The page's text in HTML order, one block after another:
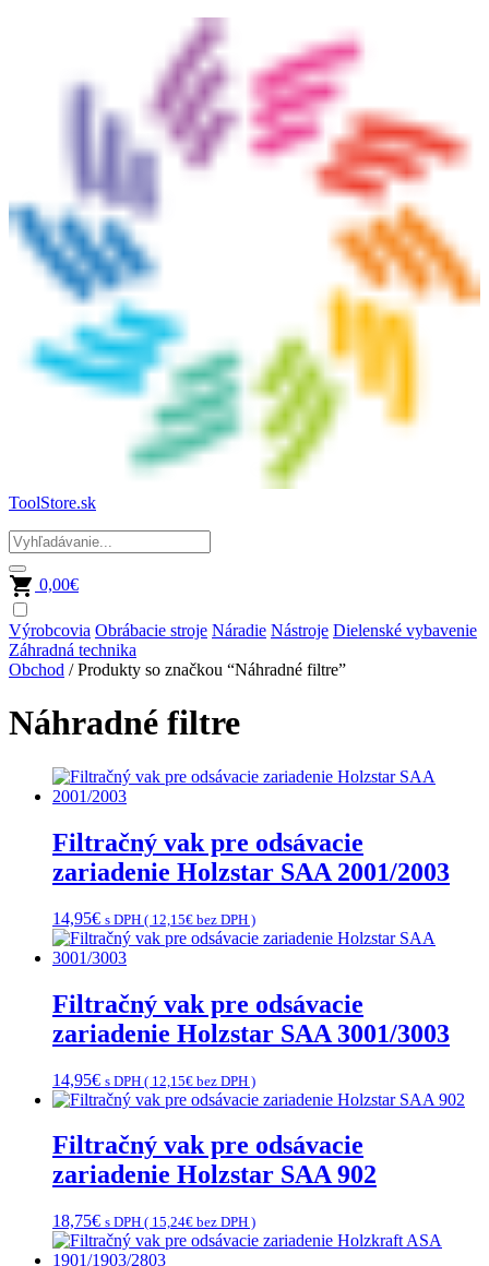
ToolStore.sk
0,00€
Výrobcovia Obrábacie stroje Náradie Nástroje Dielenské vybavenie
Záhradná technika
Obchod / Produkty so značkou “Náhradné filtre”
Náhradné filtre
Filtračný vak pre odsávacie
zariadenie Holzstar SAA 2001/2003
14,95€ s DPH ( 12,15€ bez DPH )
Filtračný vak pre odsávacie
zariadenie Holzstar SAA 3001/3003
14,95€ s DPH ( 12,15€ bez DPH )
Filtračný vak pre odsávacie
zariadenie Holzstar SAA 902
18,75€ s DPH ( 15,24€ bez DPH )